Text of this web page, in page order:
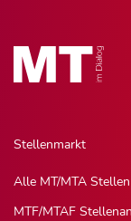
Stellenmarkt
Alle MT/MTA Stellen
MTF/MTAF